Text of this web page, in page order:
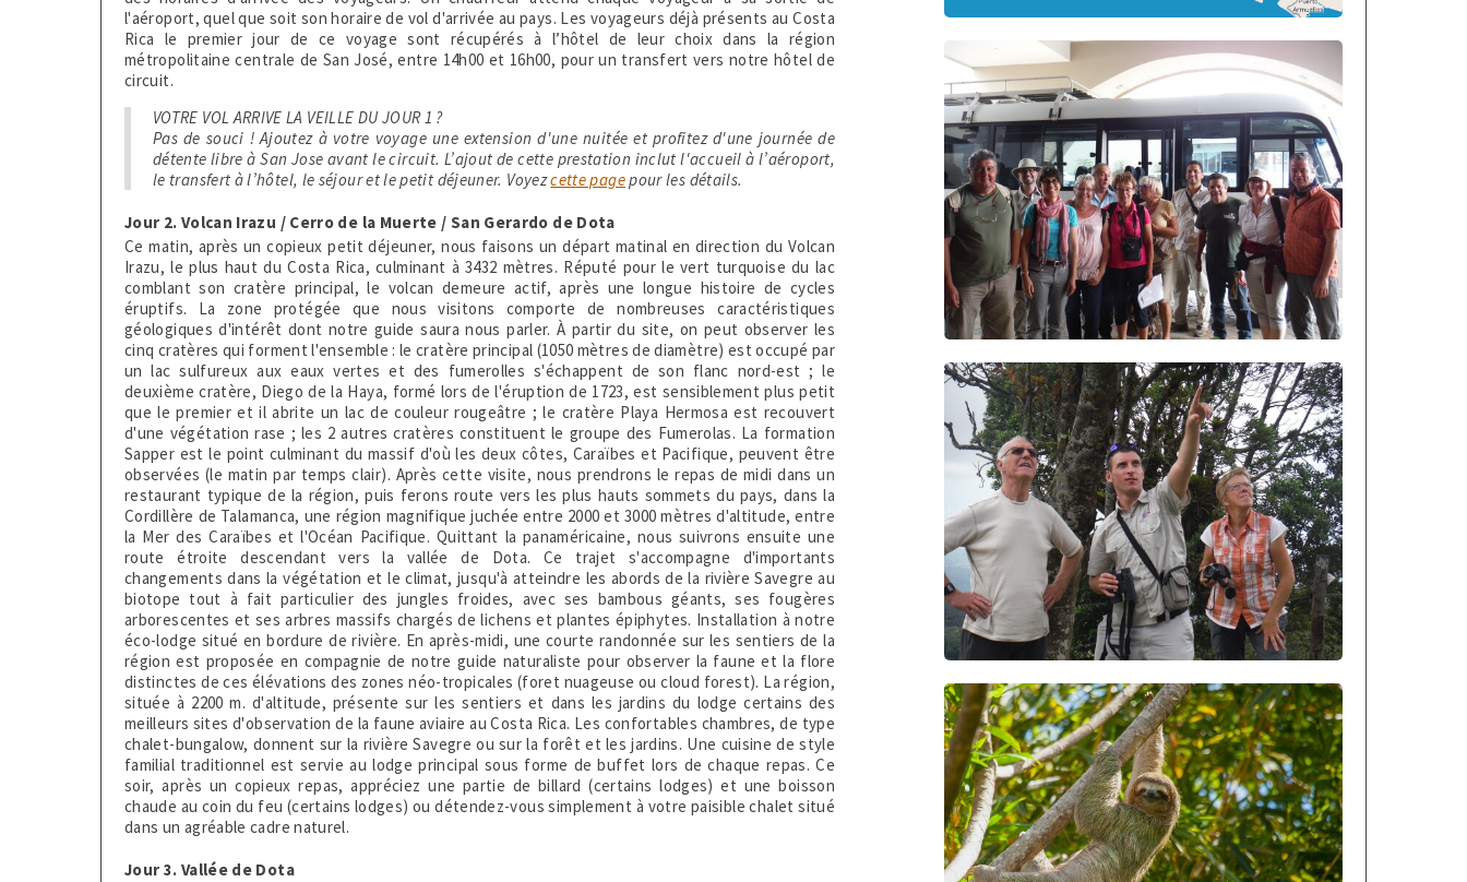
l'aéroport, quel que soit son horaire de vol d'arrivée au pays. Les voyageurs déjà présents au Costa
Rica le premier jour de ce voyage sont récupérés à l’hôtel de leur choix dans la région
métropolitaine centrale de San José, entre 14h00 et 16h00, pour un transfert vers notre hôtel de
circuit.
VOTRE VOL ARRIVE LA VEILLE DU JOUR 1 ?
Pas de souci ! Ajoutez à votre voyage une extension d'une nuitée et profitez d'une journée de
détente libre à San Jose avant le circuit. L’ajout de cette prestation inclut l'accueil à l’aéroport,
le transfert à l’hôtel, le séjour et le petit déjeuner. Voyezcette pagepour les détails.
Jour 2. Volcan Irazu / Cerro de la Muerte / San Gerardo de Dota
Ce matin, après un copieux petit déjeuner, nous faisons un départ matinal en direction du Volcan
Irazu, le plus haut du Costa Rica, culminant à 3432 mètres. Réputé pour le vert turquoise du lac
comblant son cratère principal, le volcan demeure actif, après une longue histoire de cycles
éruptifs. La zone protégée que nous visitons comporte de nombreuses caractéristiques
géologiques d'intérêt dont notre guide saura nous parler. À partir du site, on peut observer les
cinq cratères qui forment l'ensemble : le cratère principal (1050 mètres de diamètre) est occupé par
un lac sulfureux aux eaux vertes et des fumerolles s'échappent de son flanc nord-est ; le
deuxième cratère, Diego de la Haya, formé lors de l'éruption de 1723, est sensiblement plus petit
que le premier et il abrite un lac de couleur rougeâtre ; le cratère Playa Hermosa est recouvert
d'une végétation rase ; les 2 autres cratères constituent le groupe des Fumerolas. La formation
Sapper est le point culminant du massif d'où les deux côtes, Caraïbes et Pacifique, peuvent être
observées (le matin par temps clair). Après cette visite, nous prendrons le repas de midi dans un
restaurant typique de la région, puis ferons route vers les plus hauts sommets du pays, dans la
Cordillère de Talamanca, une région magnifique juchée entre 2000 et 3000 mètres d'altitude, entre
la Mer des Caraïbes et l'Océan Pacifique. Quittant la panaméricaine, nous suivrons ensuite une
route étroite descendant vers la vallée de Dota. Ce trajet s'accompagne d'importants
changements dans la végétation et le climat, jusqu'à atteindre les abords de la rivière Savegre au
biotope tout à fait particulier des jungles froides, avec ses bambous géants, ses fougères
arborescentes et ses arbres massifs chargés de lichens et plantes épiphytes. Installation à notre
éco-lodge situé en bordure de rivière. En après-midi, une courte randonnée sur les sentiers de la
région est proposée en compagnie de notre guide naturaliste pour observer la faune et la flore
distinctes de ces élévations des zones néo-tropicales (foret nuageuse ou cloud forest). La région,
située à 2200 m. d'altitude, présente sur les sentiers et dans les jardins du lodge certains des
meilleurs sites d'observation de la faune aviaire au Costa Rica. Les confortables chambres, de type
chalet-bungalow, donnent sur la rivière Savegre ou sur la forêt et les jardins. Une cuisine de style
familial traditionnel est servie au lodge principal sous forme de buffet lors de chaque repas. Ce
soir, après un copieux repas, appréciez une partie de billard (certains lodges) et une boisson
chaude au coin du feu (certains lodges) ou détendez-vous simplement à votre paisible chalet situé
dans un agréable cadre naturel.
Jour 3. Vallée de Dota